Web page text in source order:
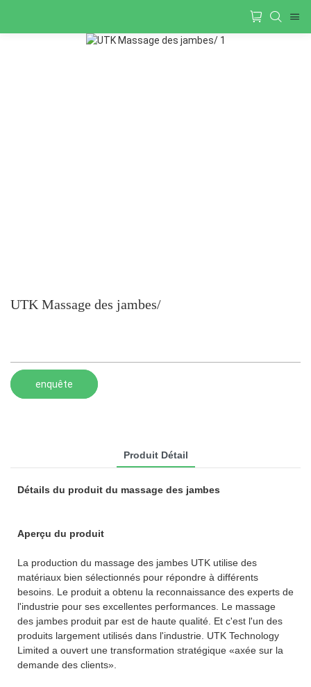
UTK Massage des jambes/
enquête
Produit Détail
Détails du produit du massage des jambes
Aperçu du produit
La production du massage des jambes UTK utilise des
matériaux bien sélectionnés pour répondre à différents
besoins. Le produit a obtenu la reconnaissance des experts de
l'industrie pour ses excellentes performances. Le massage
des jambes produit par est de haute qualité. Et c'est l'un des
produits largement utilisés dans l'industrie. UTK Technology
Limited a ouvert une transformation stratégique «axée sur la
demande des clients».